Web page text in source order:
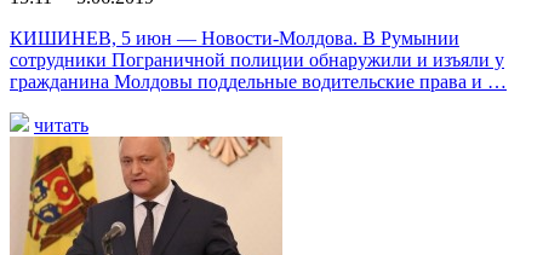
КИШИНЕВ, 5 июн — Новости-Молдова. В Румынии
сотрудники Пограничной полиции обнаружили и изъяли у
гражданина Молдовы поддельные водительские права и …
читать